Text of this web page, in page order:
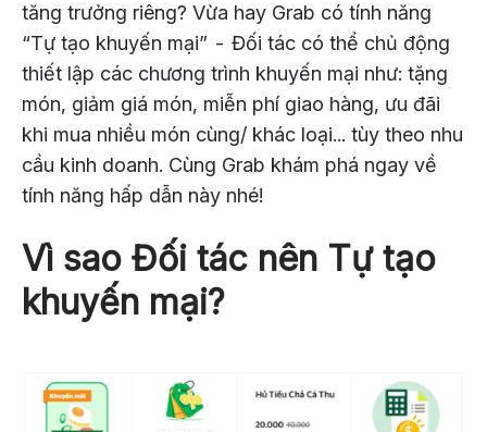
tăng trưởng riêng? Vừa hay Grab có tính năng
“Tự tạo khuyến mại” - Đối tác có thể chủ động
thiết lập các chương trình khuyến mại như: tặng
món, giảm giá món, miễn phí giao hàng, ưu đãi
khi mua nhiều món cùng/ khác loại... tùy theo nhu
cầu kinh doanh. Cùng Grab khám phá ngay về
tính năng hấp dẫn này nhé!
Vì sao Đối tác nên Tự tạo
khuyến mại?